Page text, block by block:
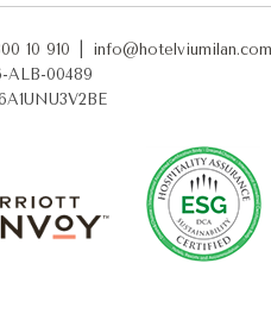
opzioni che spaziano dal
Hotel 5 Stelle a Milano
VIU
10 910 info@hotelviumilan.com
ALB-00489